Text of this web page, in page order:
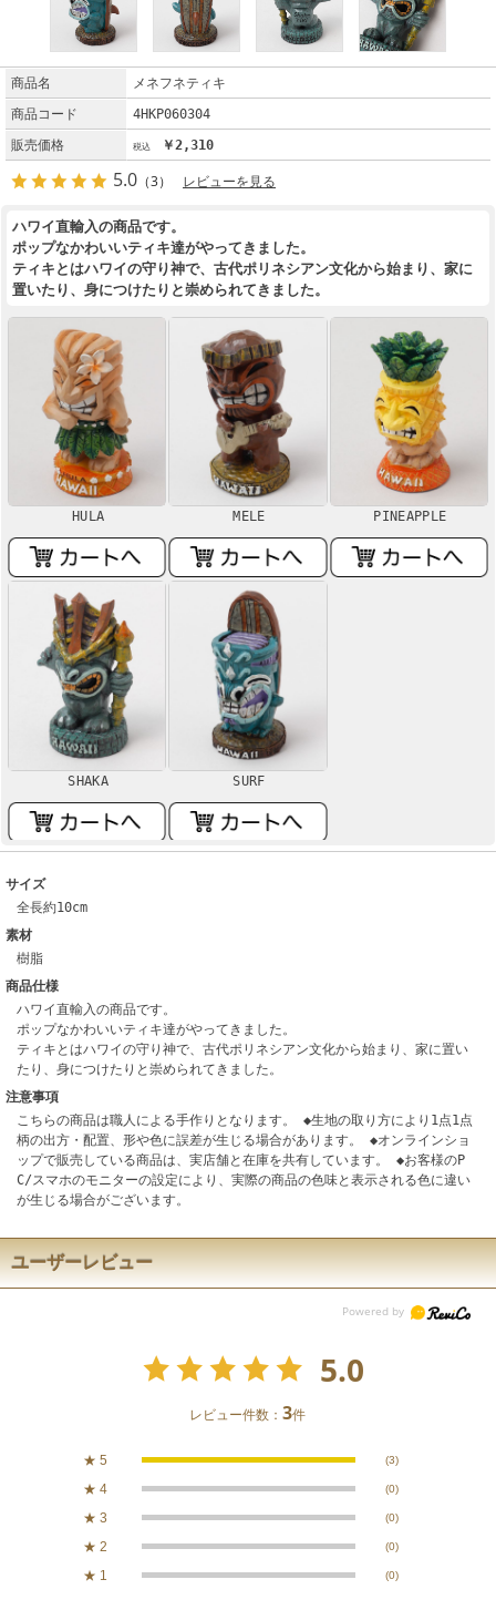
商品名
メネフネティキ
商品コード
4HKP060304
販売価格
￥2,310
5.0 （3） レビューを見る
ハワイ直輸入の商品です。
ポップなかわいいティキ達がやってきました。
ティキとはハワイの守り神で、古代ポリネシアン文化から始まり、家に
置いたり、身につけたりと崇められてきました。
HULA MELE PINEAPPLE
SHAKA SURF
サイズ
全長約10cm
素材
樹脂
商品仕様
ハワイ直輸入の商品です。
ポップなかわいいティキ達がやってきました。
ティキとはハワイの守り神で、古代ポリネシアン文化から始まり、家に置い
たり、身につけたりと崇められてきました。
注意事項
こちらの商品は職人による手作りとなります。 ◆生地の取り方により1点1点
柄の出方・配置、形や色に誤差が生じる場合があります。 ◆オンラインショ
ップで販売している商品は、実店舗と在庫を共有しています。 ◆お客様のP
C/スマホのモニターの設定により、実際の商品の色味と表示される色に違い
が生じる場合がございます。
ユーザーレビュー
5.0
レビュー件数：3件
★ 5 (3)
★ 4 (0)
★ 3 (0)
★ 2 (0)
★ 1 (0)